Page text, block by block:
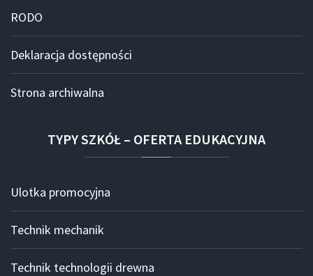
RODO
Deklaracja dostępności
Strona archiwalna
TYPYSZKÓŁ – OFERTA EDUKACYJNA
Ulotka promocyjna
Technik mechanik
Technik technologii drewna